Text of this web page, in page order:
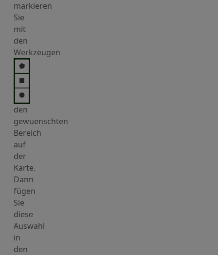
markieren
Sie
mit
den
Werkzeugen
den
gewuenschten
Bereich
auf
der
Karte.
Dann
fügen
Sie
diese
Auswahl
in
den